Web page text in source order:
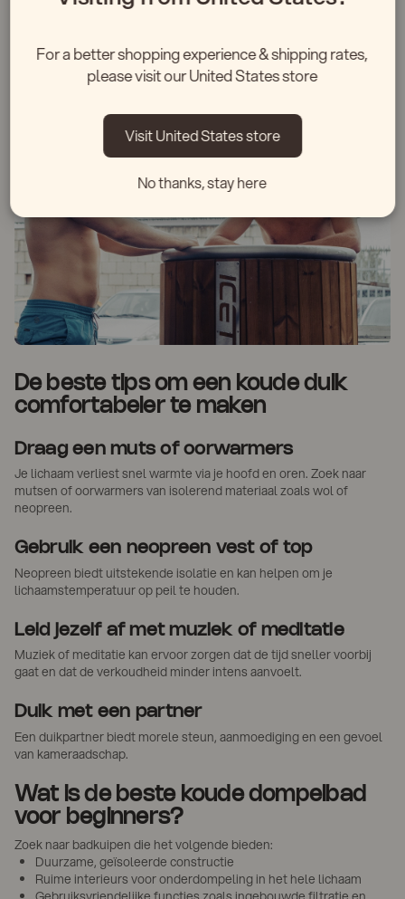
opwarmen
lichaam op natuurlijke wijze opwarmen.
De beste tips om een koude duik
comfortabeler te maken
Draag een muts of oorwarmers
Je lichaam verliest snel warmte via je hoofd en oren. Zoek naar
mutsen of oorwarmers van isolerend materiaal zoals wol of
neopreen.
Gebruik een neopreen vest of top
Neopreen biedt uitstekende isolatie en kan helpen om je
lichaamstemperatuur op peil te houden.
Leid jezelf af met muziek of meditatie
Muziek of meditatie kan ervoor zorgen dat de tijd sneller voorbij
gaat en dat de verkoudheid minder intens aanvoelt.
Duik met een partner
Een duikpartner biedt morele steun, aanmoediging en een gevoel
van kameraadschap.
Wat is de beste koude dompelbad
voor beginners?
Zoek naar badkuipen die het volgende bieden:
Duurzame, geïsoleerde constructie
Ruime interieurs voor onderdompeling in het hele lichaam
For a better shopping experience & shipping rates,
please visit our United States store
Visit United States store
No thanks, stay here